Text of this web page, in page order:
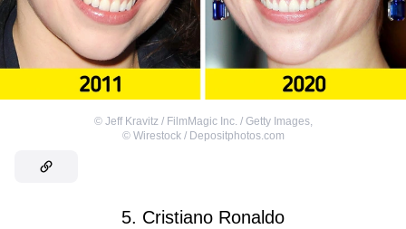
© Jeff Kravitz / FilmMagic Inc. / Getty Images,
© Wirestock / Depositphotos.com
5. Cristiano Ronaldo